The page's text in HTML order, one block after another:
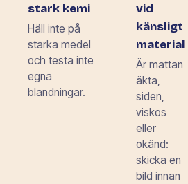
stark kemi
Häll inte på
starka medel
och testa inte
egna
blandningar.
vid
känsligt
material
Är mattan
äkta,
siden,
viskos
eller
okänd:
skicka en
bild innan